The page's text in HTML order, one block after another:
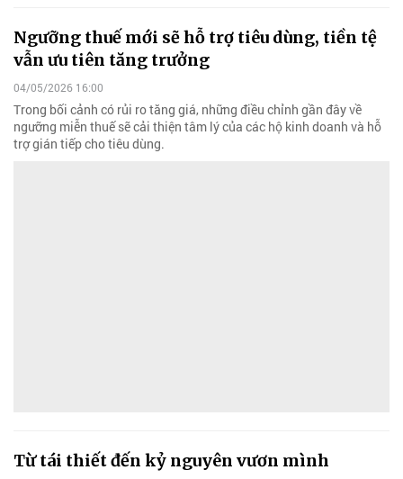
Ngưỡng thuế mới sẽ hỗ trợ tiêu dùng, tiền tệ
vẫn ưu tiên tăng trưởng
04/05/2026 16:00
Trong bối cảnh có rủi ro tăng giá, những điều chỉnh gần đây về
ngưỡng miễn thuế sẽ cải thiện tâm lý của các hộ kinh doanh và hỗ
trợ gián tiếp cho tiêu dùng.
Từ tái thiết đến kỷ nguyên vươn mình